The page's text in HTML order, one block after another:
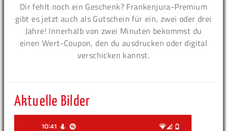
Dir fehlt noch ein Geschenk? Frankenjura-Premium
gibt es jetzt auch als Gutschein für ein, zwei oder drei
Jahre! Innerhalb von zwei Minuten bekommst du
einen Wert-Coupon, den du ausdrucken oder digital
verschicken kannst.
Aktuelle Bilder